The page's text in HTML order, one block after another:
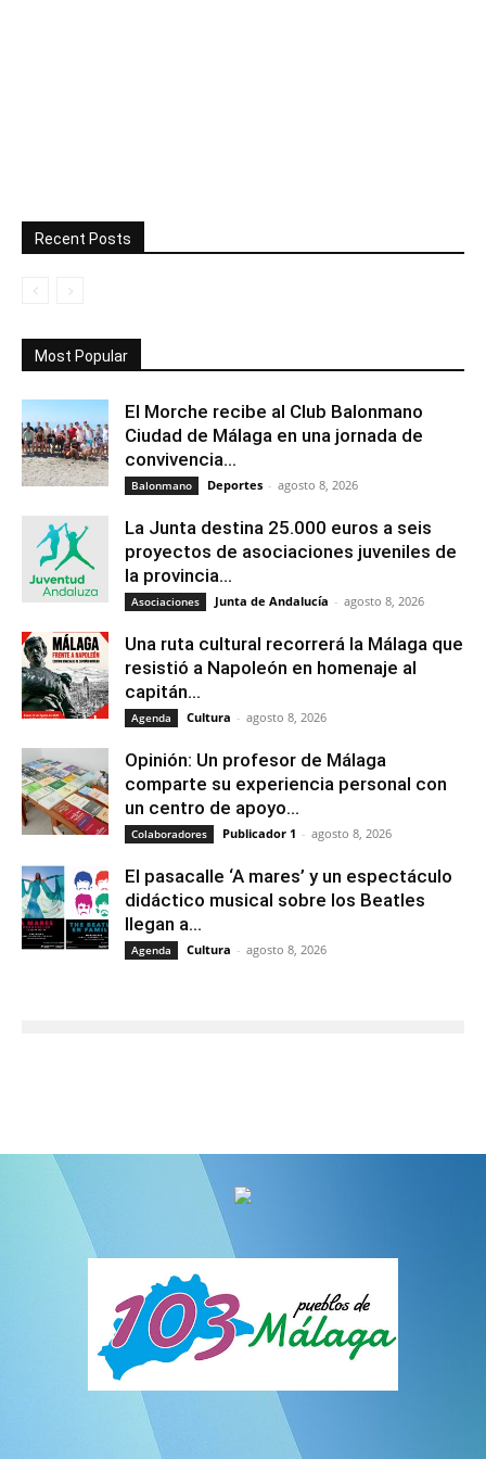
Recent Posts
Most Popular
El Morche recibe al Club Balonmano
Ciudad de Málaga en una jornada de
convivencia...
Balonmano Deportes - agosto 8, 2026
La Junta destina 25.000 euros a seis
proyectos de asociaciones juveniles de
la provincia...
Asociaciones Junta de Andalucía - agosto 8, 2026
Una ruta cultural recorrerá la Málaga que
resistió a Napoleón en homenaje al
capitán...
Agenda Cultura - agosto 8, 2026
Opinión: Un profesor de Málaga
comparte su experiencia personal con
un centro de apoyo...
Colaboradores Publicador 1 - agosto 8, 2026
El pasacalle ‘A mares’ y un espectáculo
didáctico musical sobre los Beatles
llegan a...
Agenda Cultura - agosto 8, 2026